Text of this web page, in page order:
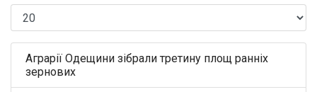
Аграрії Одещини зібрали третину площ ранніх
зернових